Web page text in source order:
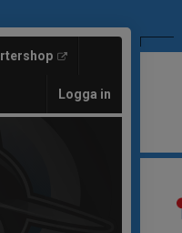
Logga in